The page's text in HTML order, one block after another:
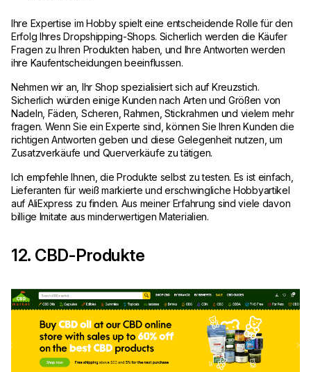
Ihre Expertise im Hobby spielt eine entscheidende Rolle für den
Erfolg Ihres Dropshipping-Shops. Sicherlich werden die Käufer
Fragen zu Ihren Produkten haben, und Ihre Antworten werden
ihre Kaufentscheidungen beeinflussen.
Nehmen wir an, Ihr Shop spezialisiert sich auf Kreuzstich.
Sicherlich würden einige Kunden nach Arten und Größen von
Nadeln, Fäden, Scheren, Rahmen, Stickrahmen und vielem mehr
fragen. Wenn Sie ein Experte sind, können Sie Ihren Kunden die
richtigen Antworten geben und diese Gelegenheit nutzen, um
Zusatzverkäufe und Querverkäufe zu tätigen.
Ich empfehle Ihnen, die Produkte selbst zu testen. Es ist einfach,
Lieferanten für weiß markierte und erschwingliche Hobbyartikel
auf AliExpress zu finden. Aus meiner Erfahrung sind viele davon
billige Imitate aus minderwertigen Materialien.
12. CBD-Produkte